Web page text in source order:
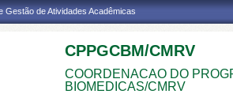
Gestão de Atividades Acadêmicas
CPPGCBM/CMRV
COORDENACAO DO
BIOMEDICAS/CMRV